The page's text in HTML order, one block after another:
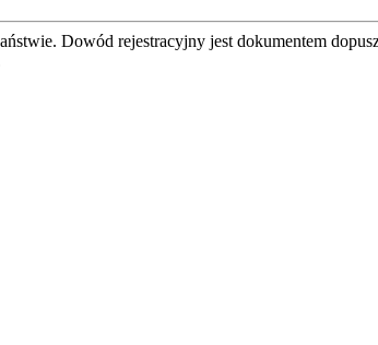
Dowód rejestracyjny jest dokumentem